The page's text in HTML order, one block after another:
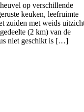
op verschillende
keuken, leefruimte
zuiden met weids
(2 km) van de
niet geschikt is […]